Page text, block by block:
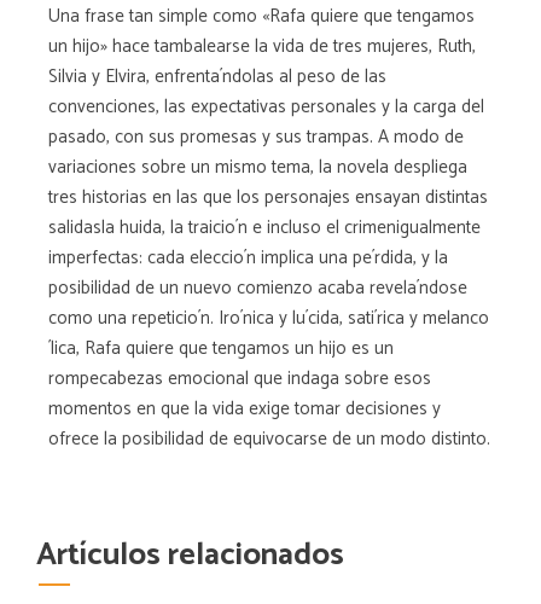
Una frase tan simple como «Rafa quiere que tengamos
un hijo» hace tambalearse la vida de tres mujeres, Ruth,
Silvia y Elvira, enfrenta´ndolas al peso de las
convenciones, las expectativas personales y la carga del
pasado, con sus promesas y sus trampas. A modo de
variaciones sobre un mismo tema, la novela despliega
tres historias en las que los personajes ensayan distintas
salidasla huida, la traicio´n e incluso el crimenigualmente
imperfectas: cada eleccio´n implica una pe´rdida, y la
posibilidad de un nuevo comienzo acaba revela´ndose
como una repeticio´n. Iro´nica y lu´cida, sati´rica y melanco
´lica, Rafa quiere que tengamos un hijo es un
rompecabezas emocional que indaga sobre esos
momentos en que la vida exige tomar decisiones y
ofrece la posibilidad de equivocarse de un modo distinto.
Artículos relacionados